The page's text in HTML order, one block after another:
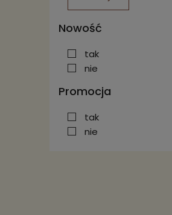
Nowość
tak
nie
Promocja
tak
nie